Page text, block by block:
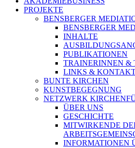
PROJEKTE
BENSBERGER
BENSBERGER
INHALTE
PUBLIKATIONEN
TRAINERINNEN &
LINKS &
BUNTE KIRCHEN
KUNSTBEGEGNUNG
NETZWERK
ÜBER UNS
GESCHICHTE
MITWIRKENDE
INFORMATIONEN